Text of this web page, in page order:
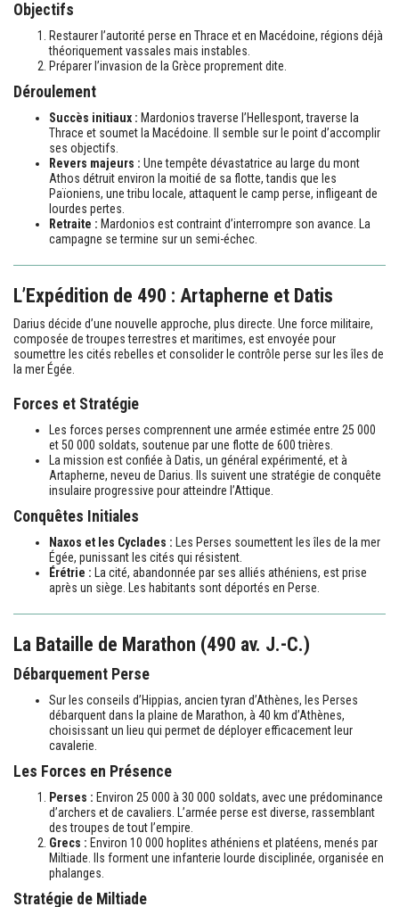
Objectifs
Restaurer l’autorité perse en Thrace et en Macédoine, régions déjà
théoriquement vassales mais instables.
Préparer l’invasion de la Grèce proprement dite.
Déroulement
Succès initiaux : Mardonios traverse l’Hellespont, traverse la
Thrace et soumet la Macédoine. Il semble sur le point d’accomplir
ses objectifs.
Revers majeurs : Une tempête dévastatrice au large du mont
Athos détruit environ la moitié de sa flotte, tandis que les
Païoniens, une tribu locale, attaquent le camp perse, infligeant de
lourdes pertes.
Retraite : Mardonios est contraint d’interrompre son avance. La
campagne se termine sur un semi-échec.
L’Expédition de 490 : Artapherne et Datis
Darius décide d’une nouvelle approche, plus directe. Une force militaire,
composée de troupes terrestres et maritimes, est envoyée pour
soumettre les cités rebelles et consolider le contrôle perse sur les îles de
la mer Égée.
Forces et Stratégie
Les forces perses comprennent une armée estimée entre 25 000
et 50 000 soldats, soutenue par une flotte de 600 trières.
La mission est confiée à Datis, un général expérimenté, et à
Artapherne, neveu de Darius. Ils suivent une stratégie de conquête
insulaire progressive pour atteindre l’Attique.
Conquêtes Initiales
Naxos et les Cyclades : Les Perses soumettent les îles de la mer
Égée, punissant les cités qui résistent.
Érétrie : La cité, abandonnée par ses alliés athéniens, est prise
après un siège. Les habitants sont déportés en Perse.
La Bataille de Marathon (490 av. J.-C.)
Débarquement Perse
Sur les conseils d’Hippias, ancien tyran d’Athènes, les Perses
débarquent dans la plaine de Marathon, à 40 km d’Athènes,
choisissant un lieu qui permet de déployer efficacement leur
cavalerie.
Les Forces en Présence
Perses : Environ 25 000 à 30 000 soldats, avec une prédominance
d’archers et de cavaliers. L’armée perse est diverse, rassemblant
des troupes de tout l’empire.
Grecs : Environ 10 000 hoplites athéniens et platéens, menés par
Miltiade. Ils forment une infanterie lourde disciplinée, organisée en
phalanges.
Stratégie de Miltiade